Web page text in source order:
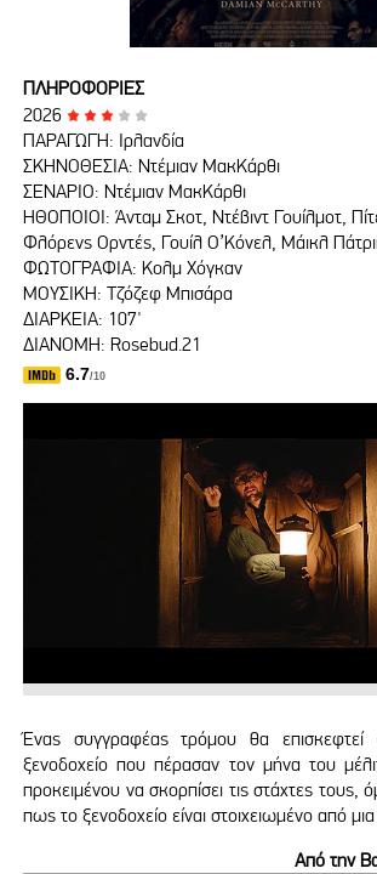
ΠΛΗΡΟΦΟΡΙΕΣ
2026
ΠΑΡΑΓΩΓΗ: Ιρλανδία
ΣΚΗΝΟΘΕΣΙΑ: Ντέμιαν ΜακΚάρθι
ΣΕΝΑΡΙΟ: Ντέμιαν ΜακΚάρθι
ΗΘΟΠΟΙΟΙ: Άνταμ Σκοτ, Ντέβιντ Γουίλμοτ,
Φλόρενς Ορντές, Γουίλ Ο’Κόνελ, Μάικλ
ΦΩΤΟΓΡΑΦΙΑ: Κολμ Χόγκαν
ΜΟΥΣΙΚΗ: Τζόζεφ Μπισάρα
ΔΙΑΡΚΕΙΑ: 107'
ΔΙΑΝΟΜΗ: Rosebud.21
6.7/10
Ένας συγγραφέας τρόμου θα επισκεφτεί
ξενοδοχείο που πέρασαν τον μήνα του
προκειμένου να σκορπίσει τις στάχτες τους,
πως το ξενοδοχείο είναι στοιχειωμένο από
Από την